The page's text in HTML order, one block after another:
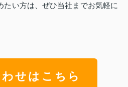
たい方は、ぜひ当社までお気軽に
せはこちら